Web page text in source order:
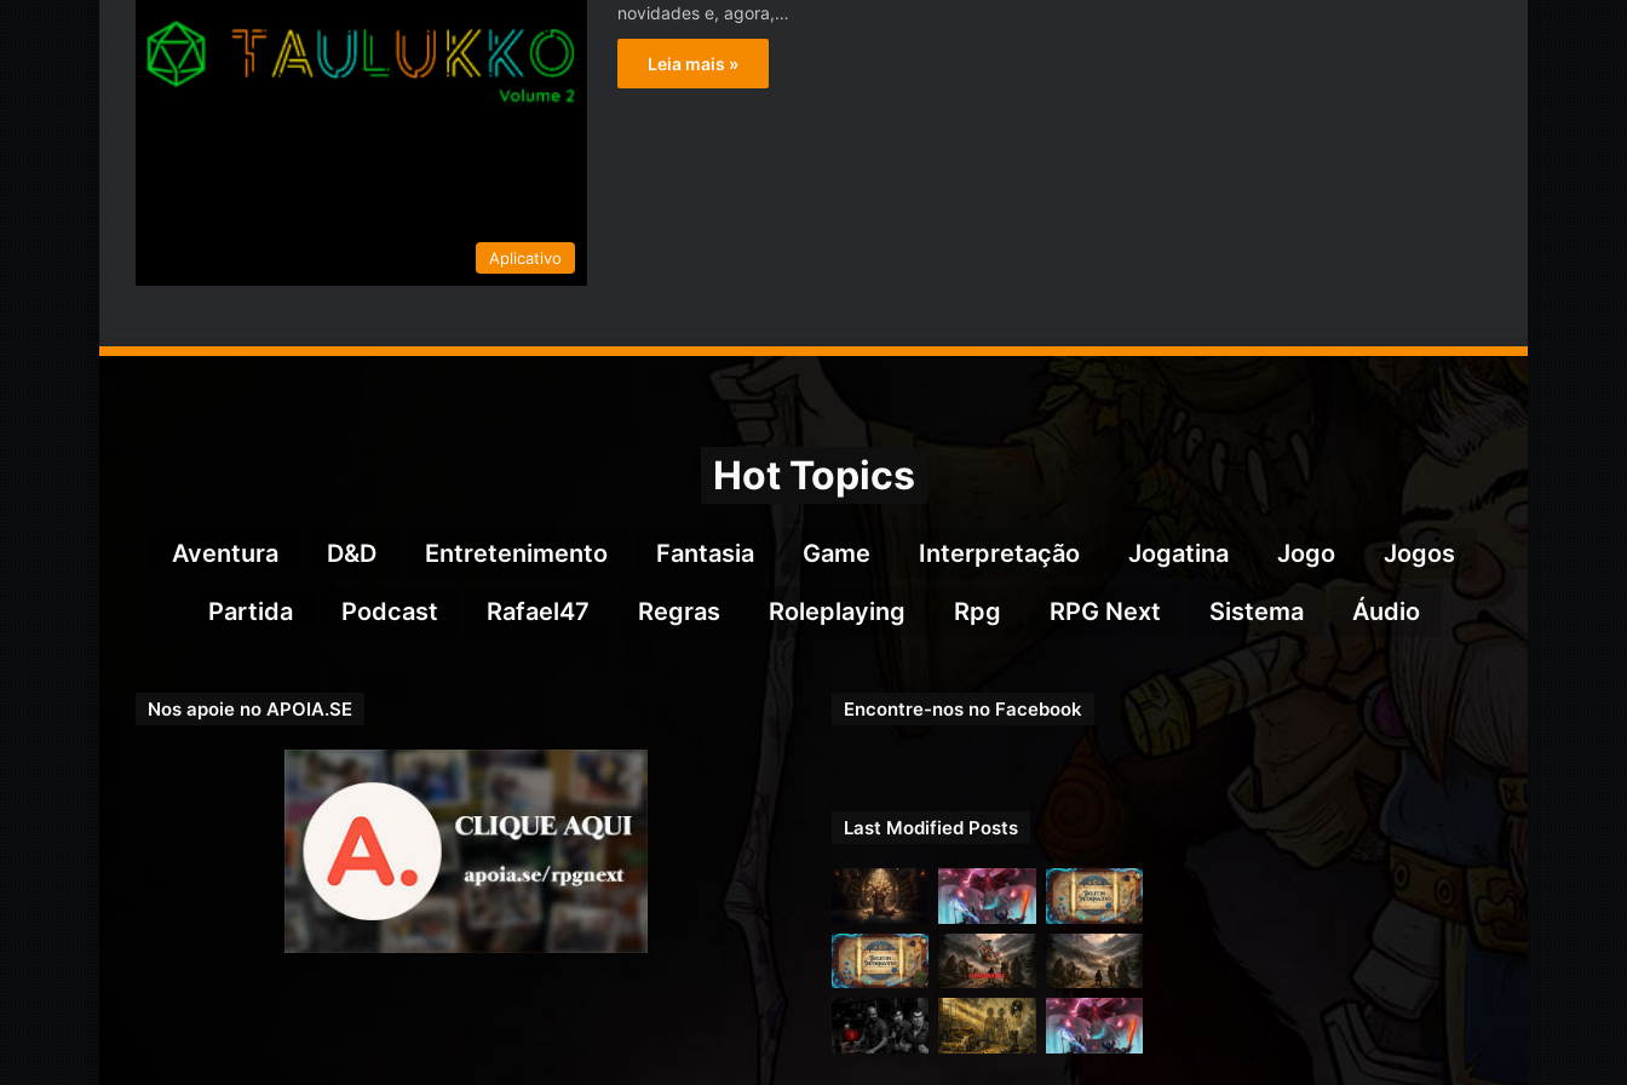
Aplicativo
novidades e, agora,…
Leia mais »
Hot Topics
Aventura D&D Entretenimento Fantasia Game Interpretação Jogatina Jogo
Jogos
Partida
Podcast Rafael47 Regras Roleplaying Rpg RPG Next Sistema Áudio
Nos apoie no APOIA.SE Encontre-nos no Facebook
Last Modified Posts